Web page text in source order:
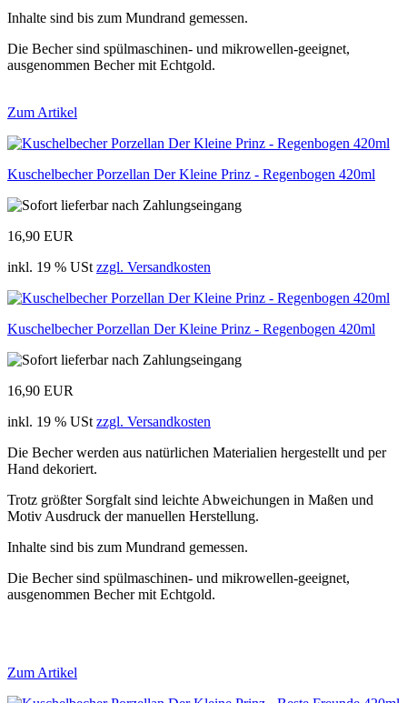
Inhalte sind bis zum Mundrand gemessen.
Die Becher sind spülmaschinen- und mikrowellen-geeignet,
ausgenommen Becher mit Echtgold.
Zum Artikel
Kuschelbecher Porzellan Der Kleine Prinz - Regenbogen 420ml
16,90 EUR
inkl. 19 % USt zzgl. Versandkosten
Kuschelbecher Porzellan Der Kleine Prinz - Regenbogen 420ml
16,90 EUR
inkl. 19 % USt zzgl. Versandkosten
Die Becher werden aus natürlichen Materialien hergestellt und per
Hand dekoriert.
Trotz größter Sorgfalt sind leichte Abweichungen in Maßen und
Motiv Ausdruck der manuellen Herstellung.
Inhalte sind bis zum Mundrand gemessen.
Die Becher sind spülmaschinen- und mikrowellen-geeignet,
ausgenommen Becher mit Echtgold.
Zum Artikel